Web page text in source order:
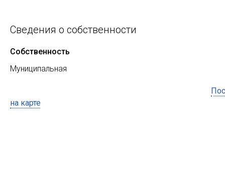
Сведения о собственности
Собственность
Муниципальная
на карте